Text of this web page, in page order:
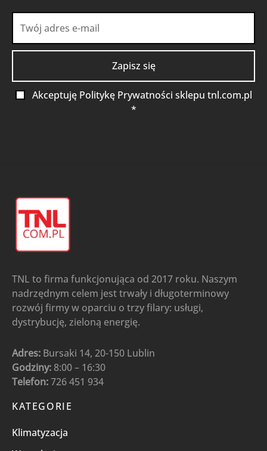
Akceptuję Politykę Prywatności sklepu tnl.com.pl
*
TNL to firma funkcjonująca od 2017 roku. Naszym
nadrzędnym celem jest trwały i długoterminowy
rozwój firmy w oparciu o trzy filary: usługi,
dystrybucję, zieloną energię.
Adres: Bursaki 14, 20-150 Lublin
Godziny: 8:00 – 16:30
Telefon:726 451 934
KATEGORIE
Klimatyzacja